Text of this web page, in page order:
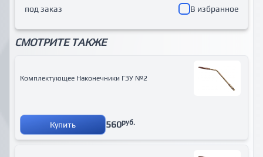
под заказ В избранное
СМОТРИТЕ ТАКЖЕ
Комплектующее Наконечники ГЗУ №2
Купить 560руб.